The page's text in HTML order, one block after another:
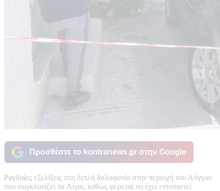
Προσθέστε το kontranews.gr στην Google
Ραγδαίες εξελίξεις στη διπλή δολοφονία στην περιοχή του Λόγγου
που συγκλονίζει το Αίγιο, καθώς φέρεται να έχει εντοπιστεί